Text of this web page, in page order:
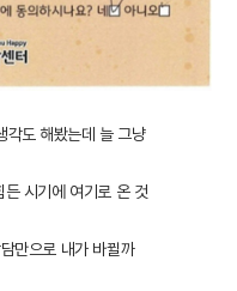
각도 해봤는데 늘 그냥
든 시기에 여기로 온 것
만으로 내가 바뀔까